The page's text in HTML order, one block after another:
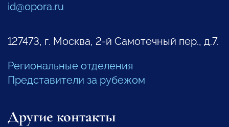
id@opora.ru
127473, г. Москва, 2-й Самотечный пер., д.7.
Региональные отделения
Представители за рубежом
Другие контакты